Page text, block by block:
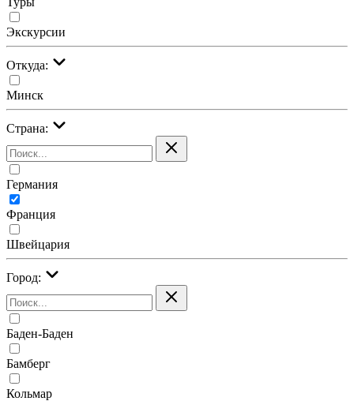
Экскурсии
Откуда:
Минск
Страна:
Германия
Франция
Швейцария
Город:
Баден-Баден
Бамберг
Кольмар